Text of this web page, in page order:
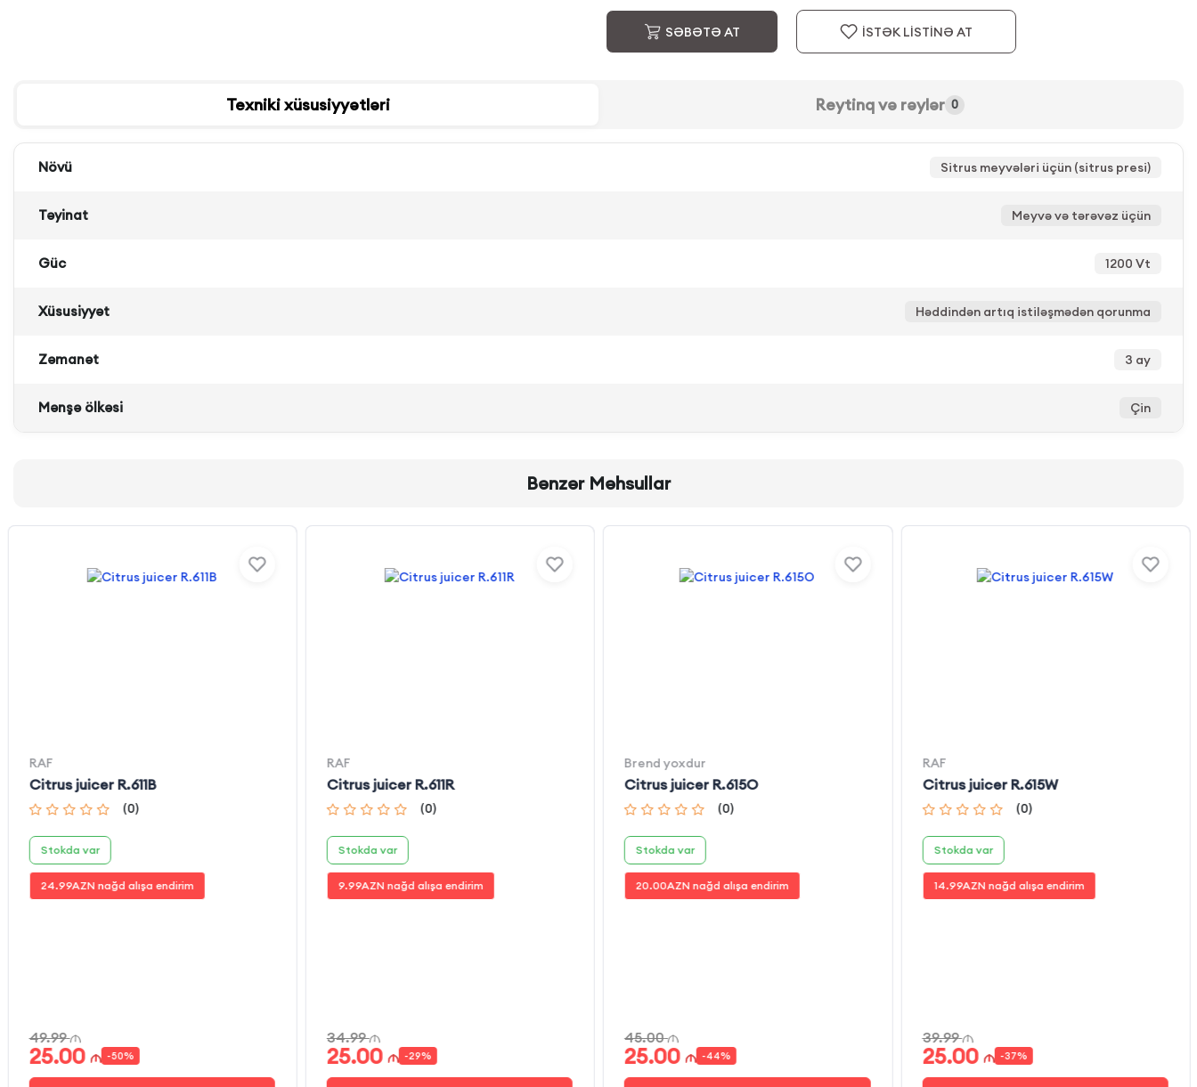
SƏBƏTƏ AT İSTƏK LİSTİNƏ AT
Texniki xüsusiyyətləri Reytinq və rəylər 0
Növü Sitrus meyvələri üçün (sitrus presi)
Təyinat Meyvə və tərəvəz üçün
Güc 1200 Vt
Xüsusiyyət Həddindən artıq istiləşmədən qorunma
Zəmanət 3 ay
Mənşə ölkəsi Çin
Bənzər Məhsullar
RAF
Citrus juicer R.611B
(0)
Stokda var
24.99AZN nağd alışa endirim
49.99
25.00 -50%
RAF
Citrus juicer R.611R
(0)
Stokda var
9.99AZN nağd alışa endirim
34.99
25.00 -29%
Brend yoxdur
Citrus juicer R.615O
(0)
Stokda var
20.00AZN nağd alışa endirim
45.00
25.00 -44%
RAF
Citrus juicer R.615W
(0)
Stokda var
14.99AZN nağd alışa endirim
39.99
25.00 -37%